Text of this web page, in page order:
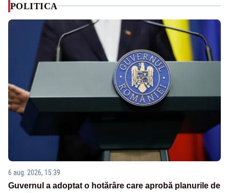
POLITICA
6 aug. 2026, 15:39
Guvernul a adoptat o hotărâre care aprobă planurile de